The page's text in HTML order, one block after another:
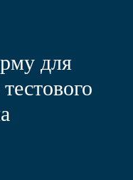
для